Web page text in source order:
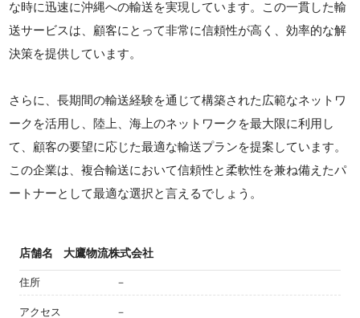
な時に迅速に沖縄への輸送を実現しています。この一貫した輸
送サービスは、顧客にとって非常に信頼性が高く、効率的な解
決策を提供しています。
さらに、長期間の輸送経験を通じて構築された広範なネットワ
ークを活用し、陸上、海上のネットワークを最大限に利用し
て、顧客の要望に応じた最適な輸送プランを提案しています。
この企業は、複合輸送において信頼性と柔軟性を兼ね備えたパ
ートナーとして最適な選択と言えるでしょう。
店舗名 大鷹物流株式会社
住所 －
アクセス －